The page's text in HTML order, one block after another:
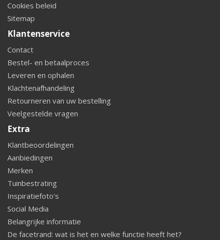
Cookies beleid
Sitemap
Klantenservice
Contact
Bestel- en betaalproces
Leveren en ophalen
Klachtenafhandeling
Retourneren van uw bestelling
Veelgestelde vragen
Extra
Klantbeoordelingen
Aanbiedingen
Merken
Tuinbestrating
Inspiratiefoto's
Social Media
Belangrijke informatie
De facetrand: wat is het en welke functie heeft het?